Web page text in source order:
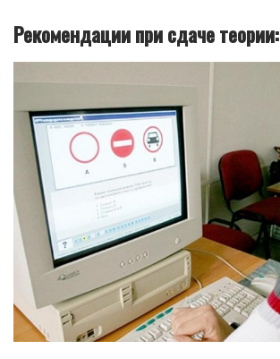
Рекомендации при сдаче теории: